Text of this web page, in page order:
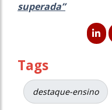
superada”
Tags
destaque-ensino